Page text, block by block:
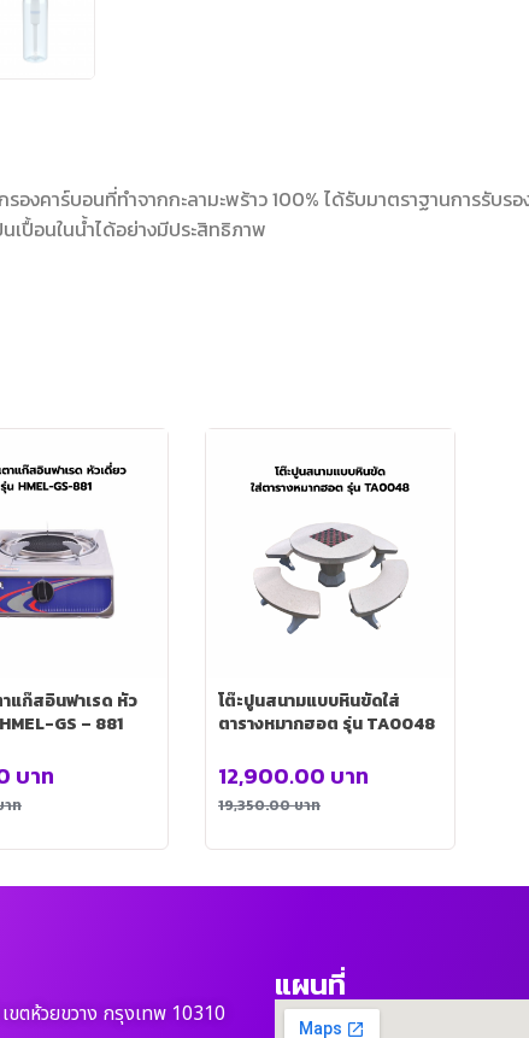
งคาร์บอนที่ทำจากกะลามะพร้าว 100% ได้รับมาตราฐานการรับร
ปื้อนในน้ำได้อย่างมีประสิทธิภาพ
แก๊สอินฟาเรด หัว
GS – 881
าท
บาท
โต๊ะปูนสนามแบบหินขัดใส่
ตารางหมากฮอต รุ่น TA0048
19,350.00บาท
12,900.00 บาท
ขตห้วยขวาง กรุงเทพ 10310
แผนที่